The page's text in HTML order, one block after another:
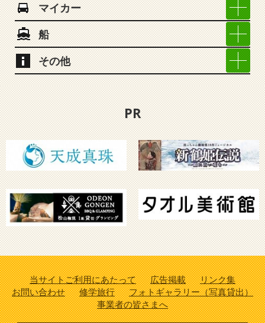
マイカー
船
その他
PR
当サイトご利用にあたって 広告掲載
リンク集
お問い合わせ
修学旅行
フォトギャラリー（写真貸出）
事業者の皆さまへ